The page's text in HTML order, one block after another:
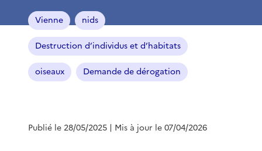
Vienne nids
Destruction d’individus et d’habitats
oiseaux Demande de dérogation
Publié le 28/05/2025 | Mis à jour le 07/04/2026